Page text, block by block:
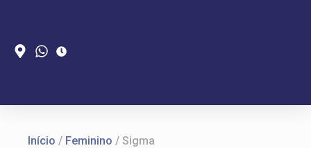
Início / Feminino / Sigma